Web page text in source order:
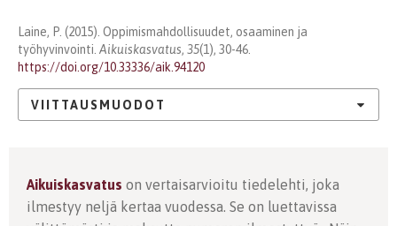
Laine, P. (2015). Oppimismahdollisuudet, osaaminen ja
työhyvinvointi. Aikuiskasvatus, 35(1), 30-46.
https://doi.org/10.33336/aik.94120
VIITTAUSMUODOT
Aikuiskasvatus on vertaisarvioitu tiedelehti, joka
ilmestyy neljä kertaa vuodessa. Se on luettavissa